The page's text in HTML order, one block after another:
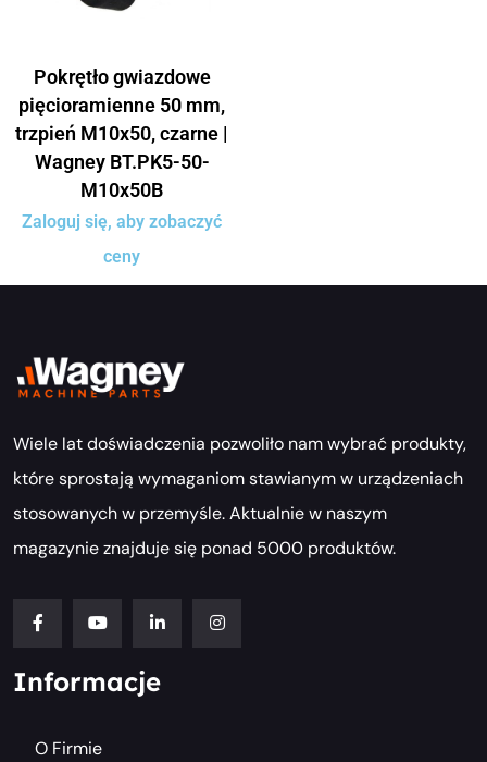
Pokrętło gwiazdowe
pięcioramienne 50 mm,
trzpień M10x50, czarne |
Wagney BT.PK5-50-
M10x50B
Zaloguj się, aby zobaczyć
ceny
Wiele lat doświadczenia pozwoliło nam wybrać produkty,
które sprostają wymaganiom stawianym w urządzeniach
stosowanych w przemyśle. Aktualnie w naszym
magazynie znajduje się ponad 5000 produktów.
Informacje
O Firmie